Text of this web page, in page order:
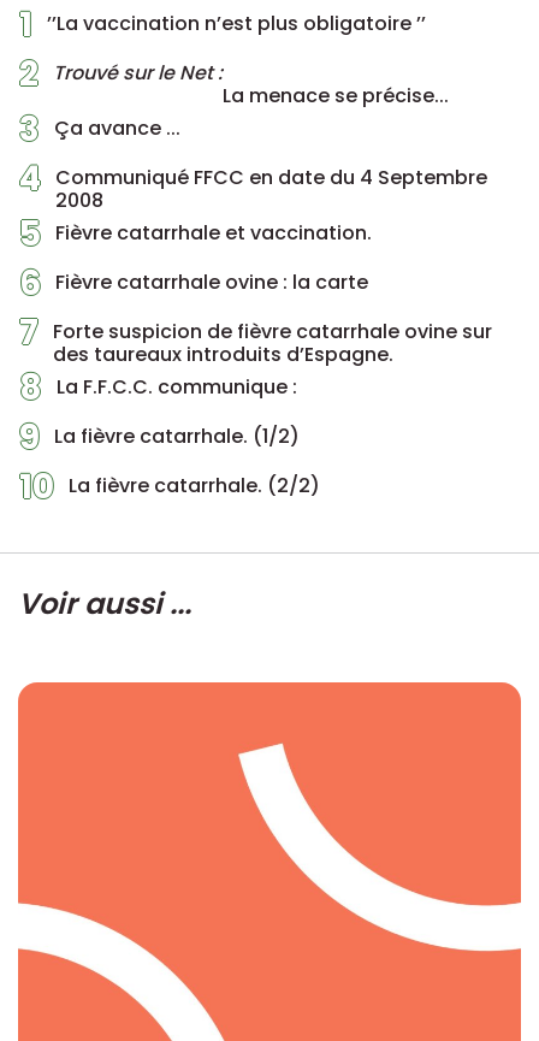
1 ’’La vaccination n’est plus obligatoire ’’
2
Trouvé sur le Net :
La menace se précise...
3 Ça avance ...
4 Communiqué FFCC en date du 4 Septembre
2008
5 Fièvre catarrhale et vaccination.
6 Fièvre catarrhale ovine : la carte
7 Forte suspicion de fièvre catarrhale ovine sur
des taureaux introduits d’Espagne.
8 La F.F.C.C. communique :
9 La fièvre catarrhale. (1/2)
10 La fièvre catarrhale. (2/2)
Voir aussi ...